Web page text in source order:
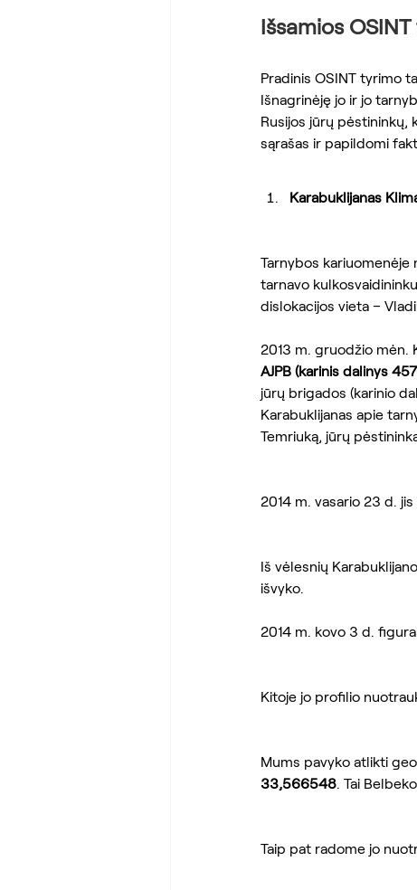
Išsamios
Pradinis OSINT tyrimo
Išnagrinėję jo ir jo
Rusijos jūrų pėstininkų,
sąrašas ir papildomi
Karabuklijanas
Tarnybos
tarnavo
dislokacijos vieta –
2013 m. gruodžio mėn.
AJPB (karinis dalinys
jūrų brigados (karinio
Karabuklijanas apie
Temriuką, jūrų
2014 m. vasario 23 d.
Iš vėlesnių
išvyko.
2014 m. kovo 3 d.
Kitoje jo profilio
Mums pavyko atlikti
33,566548. Tai
Taip pat radome jo